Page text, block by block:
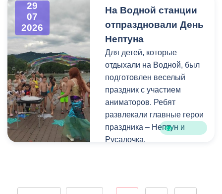
Владикавказа обещала,
что льгота сохранится и
будет предоставляться в
рамках нового
нормативного порядка.
Изменения были связаны
с тем, что в начале 2026
года полномочия по
организации
пассажирских перевозок
перешли в
богатейшее культурное
наследие нашей великой
России.
29
07
2026
На Водной станции
отпраздновали День
Нептуна
Для детей, которые
отдыхали на Водной, был
подготовлен веселый
праздник с участием
аниматоров. Ребят
развлекали главные герои
праздника – Нептун и
Русалочка.
Цгоев, празднование Дня